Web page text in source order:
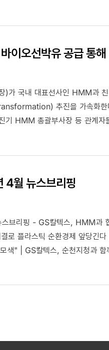
이오선박유 공급 통해
)가 국내 대표선사인 HMM과
추진을 가속화
기 HMM 총괄부사장 등 관계
월 뉴스브리핑
브리핑 - GS칼텍스, HMM과
로 플라스틱 순환경제 앞당긴
색" | GS칼텍스, 순천지청과 함